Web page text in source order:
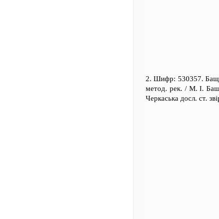
2. Шифр: 530357.
метод. рек. / М. І.
Черкаська досл. ст.